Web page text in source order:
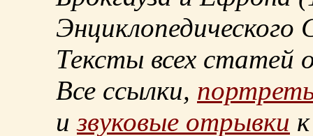
Энциклопедического
Тексты всех статей
Все ссылки,
извуковые отрывки